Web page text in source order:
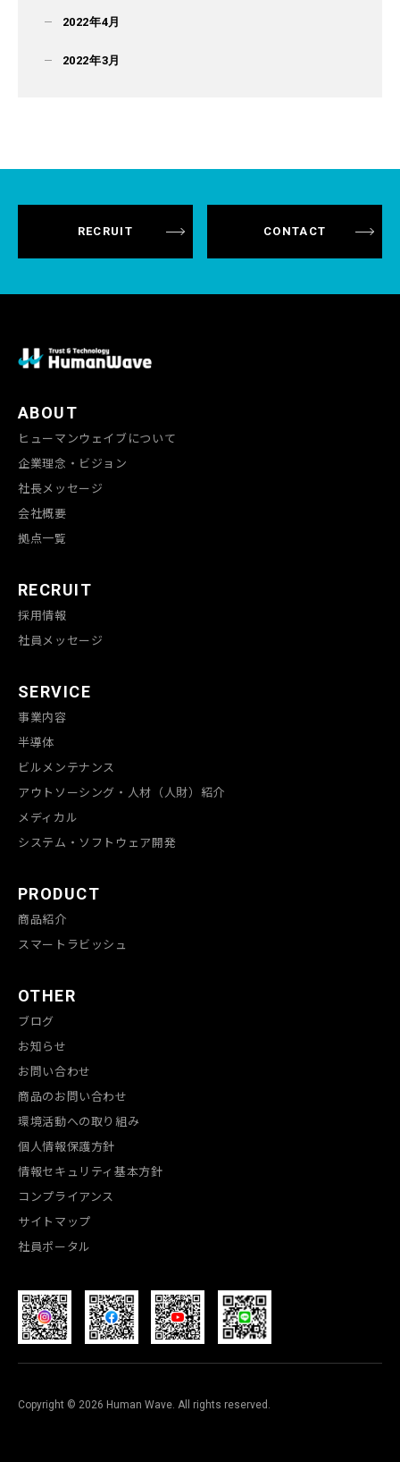
2022年4月
2022年3月
ABOUT
ヒューマンウェイブについて
企業理念・ビジョン
社長メッセージ
会社概要
拠点一覧
RECRUIT
採用情報
社員メッセージ
SERVICE
事業内容
半導体
ビルメンテナンス
アウトソーシング・人材（人財）紹介
メディカル
システム・ソフトウェア開発
PRODUCT
商品紹介
スマートラビッシュ
OTHER
ブログ
お知らせ
お問い合わせ
商品のお問い合わせ
環境活動への取り組み
個人情報保護方針
情報セキュリティ基本方針
コンプライアンス
サイトマップ
社員ポータル
Copyright © 2026 Human Wave. All rights reserved.
RECRUIT CONTACT